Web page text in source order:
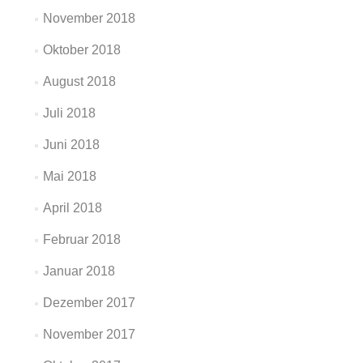
November 2018
Oktober 2018
August 2018
Juli 2018
Juni 2018
Mai 2018
April 2018
Februar 2018
Januar 2018
Dezember 2017
November 2017